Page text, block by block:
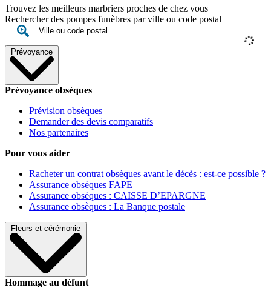
Trouvez les meilleurs marbriers proches de chez vous
Rechercher des pompes funèbres par ville ou code postal
Prévoyance
Prévoyance obsèques
Prévision obsèques
Demander des devis comparatifs
Nos partenaires
Pour vous aider
Racheter un contrat obsèques avant le décès : est-ce possible ?
Assurance obsèques FAPE
Assurance obsèques : CAISSE D’EPARGNE
Assurance obsèques : La Banque postale
Fleurs et cérémonie
Hommage au défunt